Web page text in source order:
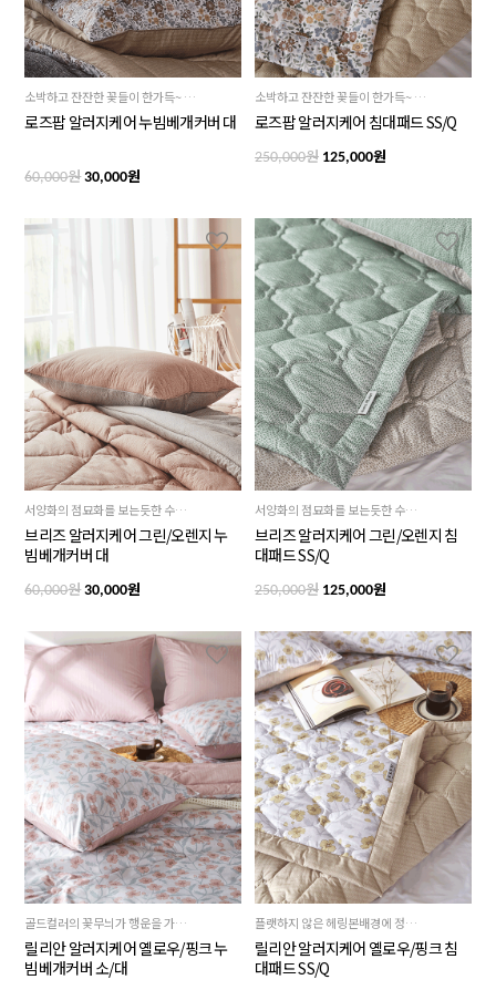
소박하고 잔잔한 꽃들이 한가득~ 오방색에서 파생된 톤다운된 색감으로 동화 속 옛날이야기가 생각날듯한 고전적이면서도 정이 가는 뉴클래식 패턴
로즈팝 알러지케어 누빔베개커버 대
60,000원30,000원
소박하고 잔잔한 꽃들이 한가득~ 오방색에서 파생된 톤다운된 색감으로 동화 속 옛날이야기가 생각날듯한 고전적이면서도 정이 가는 뉴클래식 패턴
로즈팝 알러지케어 침대패드 SS/Q
250,000원 125,000원
서양화의 점묘화를 보는듯한 수많은 붓터치로 완성한 독특한 질감~ 디테일이 살아있는 브리즈 베개커버, 2가지 컬러
브리즈 알러지케어 그린/오렌지 누
빔베개커버 대
60,000원30,000원
서양화의 점묘화를 보는듯한 수많은 붓터치로 완성한 독특한 질감~ 디테일이 살아있는 브리즈 침대패드! 진베이지 배색 양면의 동일한 패턴으로 2배의 즐거움
브리즈 알러지케어 그린/오렌지 침
대패드 SS/Q
250,000원 125,000원
골드컬러의 꽃무늬가 행운을 가져다 줄 골든옐로우컬러와 사랑스러운 베이비핑크의 화사하면서도 경쾌한 느낌을 주는 핑크컬러, 2가지 사이즈
릴리안 알러지케어 옐로우/핑크 누
빔베개커버 소/대
플랫하지 않은 헤링본배경에 정교하게 그려낸 플라워패턴으로,복을 부르는 골든옐로우 컬러와 상큼하고 경쾌한 핑크의 2가지컬러의 화사한 침대패드, 실물이 더 이뻐요
릴리안 알러지케어 옐로우/핑크 침
대패드 SS/Q